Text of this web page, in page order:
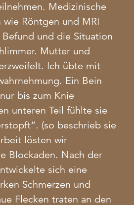
Medizinische
wie Röntgen und MRI
und die Situation
Mutter und
Ich übte mit
Ein Bein
bis zum Knie
unteren Teil fühlte sie
(so beschrieb sie
lösten wir
Blockaden. Nach der
sich eine
Schmerzen und
Flecken traten an den